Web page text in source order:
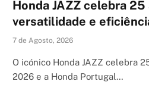
Honda JAZZ celebra 25
versatilidade e
7 de Agosto, 2026
O icónico Honda JAZZ celebra
2026 e a Honda Portugal…